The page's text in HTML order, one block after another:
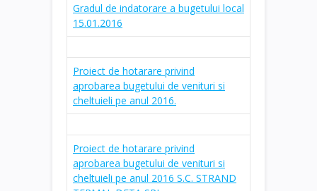
Gradul de indatorare a bugetului local
15.01.2016
Proiect de hotarare privind
aprobarea bugetului de venituri si
cheltuieli pe anul 2016.
Proiect de hotarare privind
aprobarea bugetului de venituri si
cheltuieli pe anul 2016 S.C. STRAND